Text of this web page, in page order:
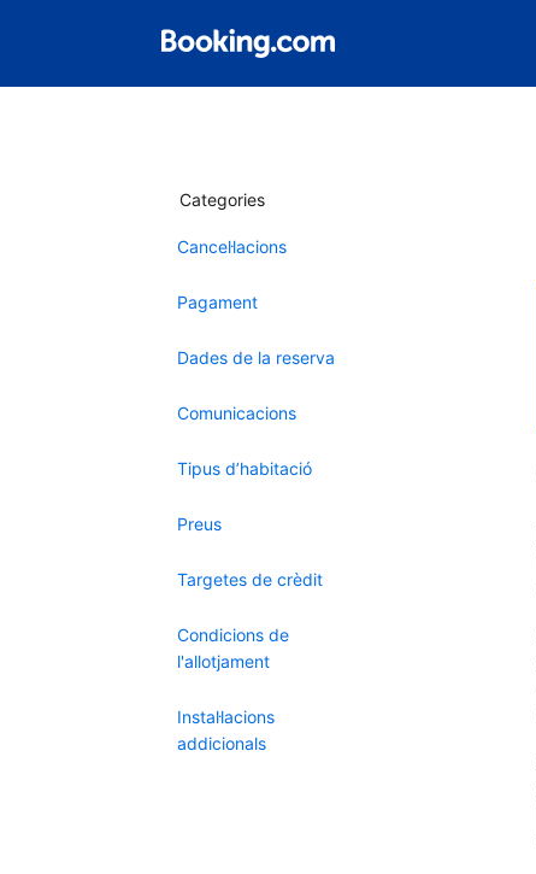
Categories
Cancel·lacions
Pagament
Dades de la reserva
Comunicacions
Tipus d’habitació
Preus
Targetes de crèdit
Condicions de
l'allotjament
Instal·lacions
addicionals